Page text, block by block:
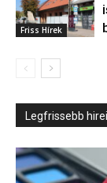
Friss Hírek
Legfrissebb